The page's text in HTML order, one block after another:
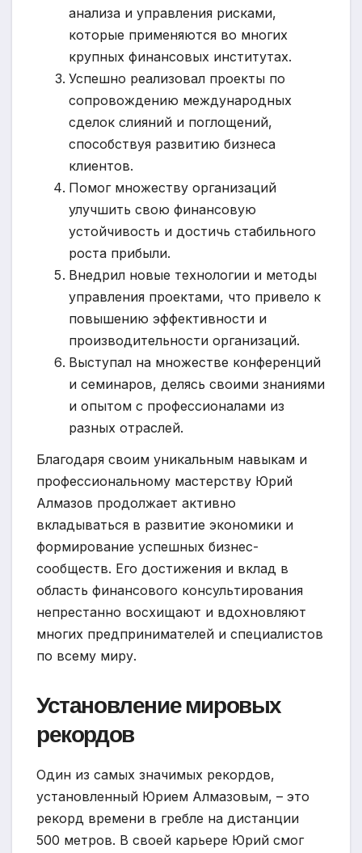
анализа и управления рисками,
которые применяются во многих
крупных финансовых институтах.
Успешно реализовал проекты по
сопровождению международных
сделок слияний и поглощений,
способствуя развитию бизнеса
клиентов.
Помог множеству организаций
улучшить свою финансовую
устойчивость и достичь стабильного
роста прибыли.
Внедрил новые технологии и методы
управления проектами, что привело к
повышению эффективности и
производительности организаций.
Выступал на множестве конференций
и семинаров, делясь своими знаниями
и опытом с профессионалами из
разных отраслей.
Благодаря своим уникальным навыкам и
профессиональному мастерству Юрий
Алмазов продолжает активно
вкладываться в развитие экономики и
формирование успешных бизнес-
сообществ. Его достижения и вклад в
область финансового консультирования
непрестанно восхищают и вдохновляют
многих предпринимателей и специалистов
по всему миру.
Установление мировых
рекордов
Один из самых значимых рекордов,
установленный Юрием Алмазовым, – это
рекорд времени в гребле на дистанции
500 метров. В своей карьере Юрий смог